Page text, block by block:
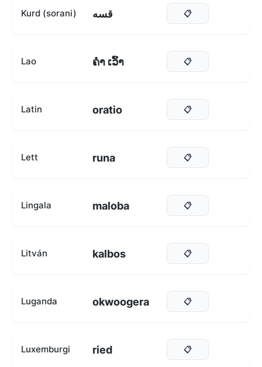
Kurd (sorani) قسە 📋
Lao ຄຳ ເວົ້າ 📋
Latin oratio 📋
Lett runa 📋
Lingala maloba 📋
Litván kalbos 📋
Luganda okwoogera 📋
Luxemburgi ried 📋